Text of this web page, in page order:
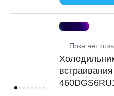
Пока нет